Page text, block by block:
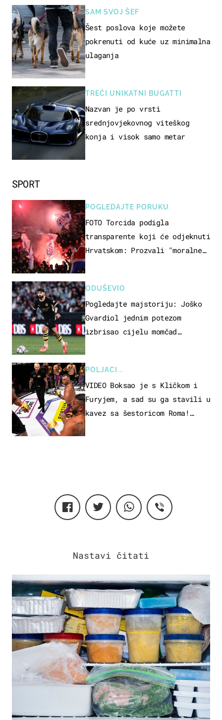
SPORT
POGLEDAJTE PORUKU
FOTO Torcida podigla
transparente koji će odjeknuti
Hrvatskom: Prozvali "moralne
ODUŠEVIO
Pogledajte majstoriju: Joško
Gvardiol jednim potezom
izbrisao cijelu momčad
POLJACI...
VIDEO Boksao je s Kličkom i
Furyjem, a sad su ga stavili u
kavez sa šestoricom Roma!
SAM SVOJ ŠEF
Šest poslova koje možete
pokrenuti od kuće uz minimalna
ulaganja
TREĆI UNIKATNI BUGATTI
Nazvan je po vrsti
srednjovjekovnog viteškog
konja i visok samo metar